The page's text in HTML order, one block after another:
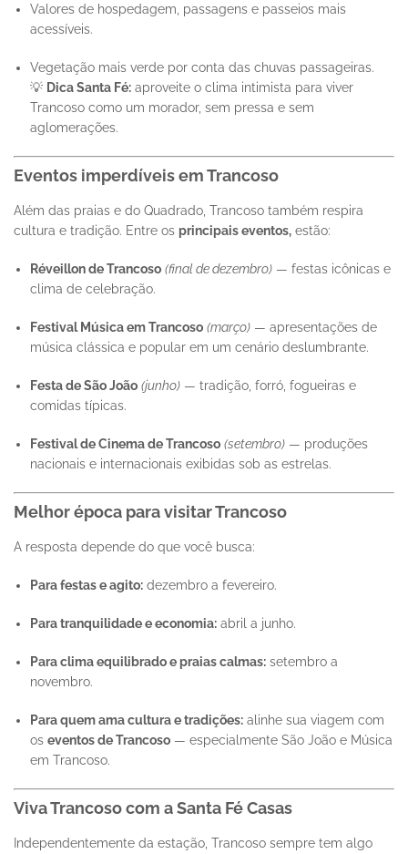
Valores de hospedagem, passagens e passeios mais
acessíveis.
Vegetação mais verde por conta das chuvas passageiras.
💡 Dica Santa Fé:aproveite o clima intimista para viver
Trancoso como um morador, sem pressa e sem
aglomerações.
Eventos imperdíveis em Trancoso
Além das praias e do Quadrado, Trancoso também respira
cultura e tradição. Entre os principais eventos, estão:
Réveillon de Trancoso (final de dezembro)— festas icônicas e
clima de celebração.
Festival Música em Trancoso (março)— apresentações de
música clássica e popular em um cenário deslumbrante.
Festa de São João (junho)— tradição, forró, fogueiras e
comidas típicas.
Festival de Cinema de Trancoso (setembro)— produções
nacionais e internacionais exibidas sob as estrelas.
Melhor época para visitar Trancoso
A resposta depende do que você busca:
Para festas e agito:dezembro a fevereiro.
Para tranquilidade e economia:abril a junho.
Para clima equilibrado e praias calmas:setembro a
novembro.
Para quem ama cultura e tradições:alinhe sua viagem com
os eventos de Trancoso— especialmente São João e Música
em Trancoso.
Viva Trancoso com a Santa Fé Casas
Independentemente da estação, Trancoso sempre tem algo